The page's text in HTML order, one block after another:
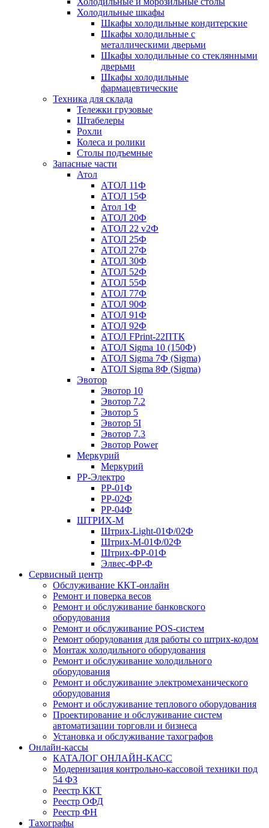
Холодильные шкафы
Шкафы холодильные кондитерские
Шкафы холодильные с
металлическими дверьми
Шкафы холодильные со стеклянными
дверьми
Шкафы холодильные
фармацевтические
Техника для склада
Тележки грузовые
Штабелеры
Рохли
Колеса и ролики
Столы подъемные
Запасные части
Атол
АТОЛ 11Ф
АТОЛ 15Ф
Атол 1Ф
АТОЛ 20Ф
АТОЛ 22 v2Ф
АТОЛ 25Ф
АТОЛ 27Ф
АТОЛ 30Ф
АТОЛ 52Ф
АТОЛ 55Ф
АТОЛ 77Ф
АТОЛ 90Ф
АТОЛ 91Ф
АТОЛ 92Ф
АТОЛ FPrint-22ПТК
АТОЛ Sigma 10 (150Ф)
АТОЛ Sigma 7Ф (Sigma)
АТОЛ Sigma 8Ф (Sigma)
Эвотор
Эвотор 10
Эвотор 7.2
Эвотор 5
Эвотор 5I
Эвотор 7.3
Эвотор Power
Меркурий
Меркурий
РР-Электро
РР-01Ф
РР-02Ф
РР-04Ф
ШТРИХ-М
Штрих-Light-01Ф/02Ф
Штрих-М-01Ф/02Ф
Штрих-ФР-01Ф
Элвес-ФР-Ф
Сервисный центр
Обслуживание ККТ-онлайн
Ремонт и поверка весов
Ремонт и обслуживание банковского
оборудования
Ремонт и обслуживание POS-систем
Ремонт оборудования для работы со штрих-кодом
Монтаж холодильного оборудования
Ремонт и обслуживание холодильного
оборудования
Ремонт и обслуживание электромеханического
оборудования
Ремонт и обслуживание теплового оборудования
Проектирование и обслуживание систем
автоматизации торговли и бизнеса
Установка и обслуживание тахографов
Онлайн-кассы
КАТАЛОГ ОНЛАЙН-КАСС
Модернизация контрольно-кассовой техники под
54 ФЗ
Реестр ККТ
Реестр ОФД
Реестр ФН
Тахографы